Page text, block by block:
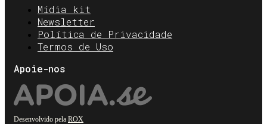
Mídia kit
Newsletter
Política de Privacidade
Termos de Uso
Apoie-nos
Desenvolvido pela ROX